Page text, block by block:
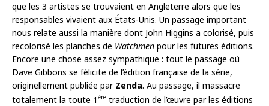
que les 3 artistes se trouvaient en Angleterre alors que les
responsables vivaient aux États-Unis. Un passage important
nous relate aussi la manière dont John Higgins a colorisé, puis
recolorisé les planches de Watchmen pour les futures éditions.
Encore une chose assez sympathique : tout le passage où
Dave Gibbons se félicite de l’édition française de la série,
originellement publiée par Zenda. Au passage, il massacre
totalement la toute 1 ère traduction de l’œuvre par les éditions